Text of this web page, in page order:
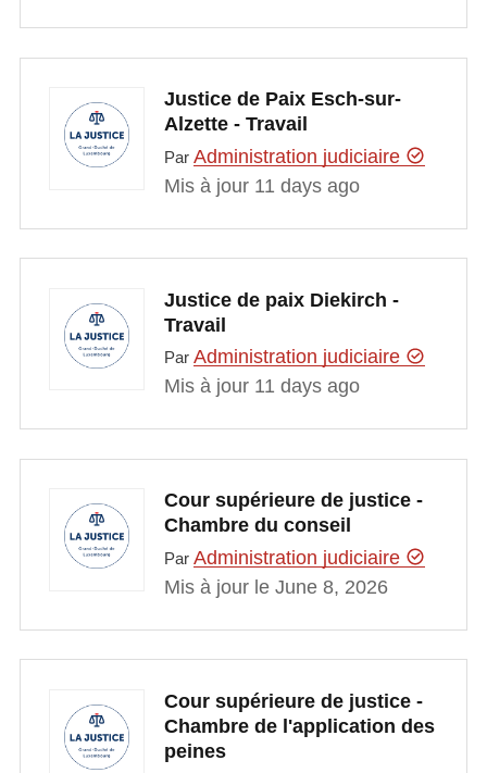
Justice de Paix Esch-sur-
Alzette - Travail
Par Administration judiciaire
Mis à jour 11 days ago
Justice de paix Diekirch -
Travail
Par Administration judiciaire
Mis à jour 11 days ago
Cour supérieure de justice -
Chambre du conseil
Par Administration judiciaire
Mis à jour le June 8, 2026
Cour supérieure de justice -
Chambre de l'application des
peines